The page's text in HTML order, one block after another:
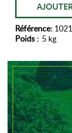
Référence:
Poids : 5 kg